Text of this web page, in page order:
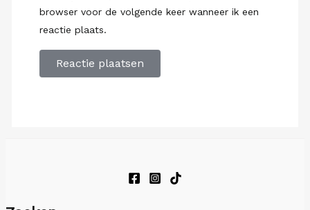
browser voor de volgende keer wanneer ik een
reactie plaats.